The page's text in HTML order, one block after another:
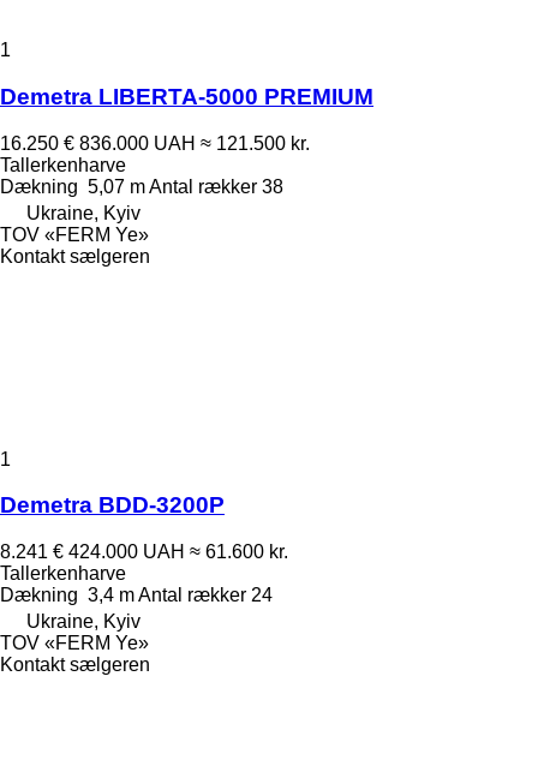
1
Demetra LIBERTA-5000 PREMIUM
16.250 € 836.000 UAH ≈ 121.500 kr.
Tallerkenharve
Dækning 5,07 mAntal rækker 38
Ukraine, Kyiv
TOV «FERM Ye»
Kontakt sælgeren
1
Demetra BDD-3200P
8.241 € 424.000 UAH ≈ 61.600 kr.
Tallerkenharve
Dækning 3,4 mAntal rækker 24
Ukraine, Kyiv
TOV «FERM Ye»
Kontakt sælgeren